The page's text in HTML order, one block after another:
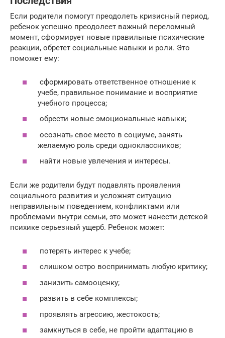
Если родители помогут преодолеть кризисный период,
ребенок успешно преодолеет важный переломный
момент, сформирует новые правильные психические
реакции, обретет социальные навыки и роли. Это
поможет ему:
сформировать ответственное отношение к
учебе, правильное понимание и восприятие
учебного процесса;
обрести новые эмоциональные навыки;
осознать свое место в социуме, занять
желаемую роль среди одноклассников;
найти новые увлечения и интересы.
Если же родители будут подавлять проявления
социального развития и усложнят ситуацию
неправильным поведением, конфликтами или
проблемами внутри семьи, это может нанести детской
психике серьезный ущерб. Ребенок может:
потерять интерес к учебе;
слишком остро воспринимать любую критику;
занизить самооценку;
развить в себе комплексы;
проявлять агрессию, жестокость;
замкнуться в себе, не пройти адаптацию в